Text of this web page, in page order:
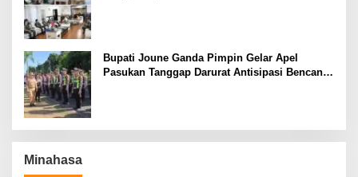
Bupati Joune Ganda Pimpin Gelar Apel
Pasukan Tanggap Darurat Antisipasi Bencana
Minahasa